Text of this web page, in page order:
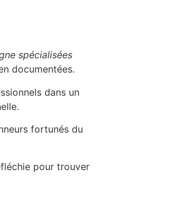
spécialisées
documentées.
dans un
fortunés du
pour trouver